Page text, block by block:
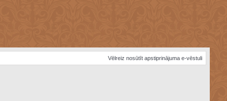
Vēlreiz nosūtīt apstiprinājuma e-vēstuli